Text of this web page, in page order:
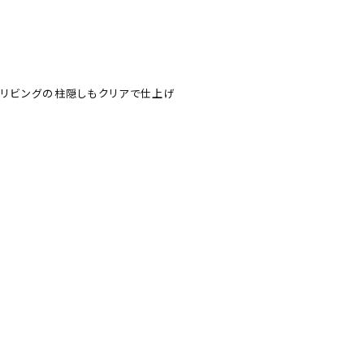
リビングの柱隠しもクリアで仕上げ